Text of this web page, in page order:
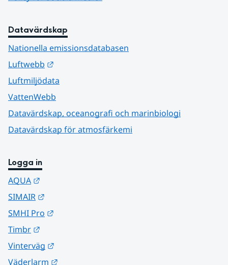
Datavärdskap
Nationella emissionsdatabasen
Luftwebb
Luftmiljödata
VattenWebb
Datavärdskap, oceanografi och marinbiologi
Datavärdskap för atmosfärkemi
Logga in
AQUA
SIMAIR
SMHI Pro
Timbr
Vinterväg
Väderlarm